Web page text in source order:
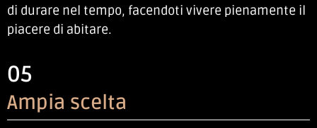
di durare nel tempo, facendoti vivere pienamente il
piacere di abitare.
05
Ampia scelta